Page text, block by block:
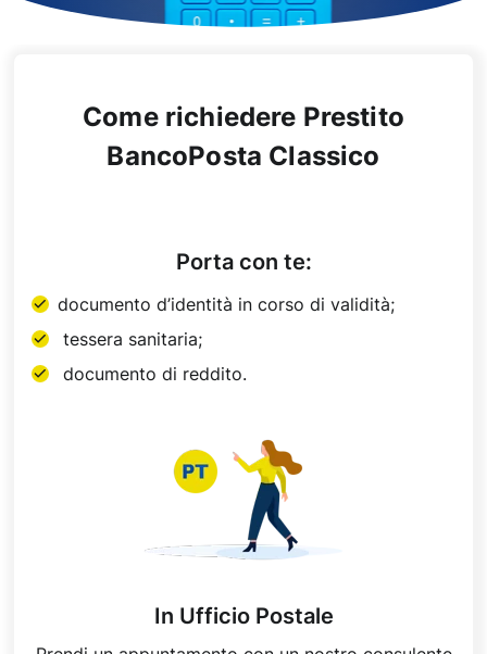
Come richiedere Prestito
BancoPosta Classico
Porta con te:
documento d’identità in corso di validità;
tessera sanitaria;
documento di reddito.
In Ufficio Postale